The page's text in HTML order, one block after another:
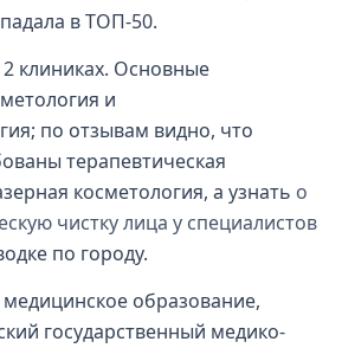
в ТОП-50.
клиниках. Основные
и
по отзывам видно, что
терапевтическая
косметология, а узнать о
чистку лица у специалистов
по городу.
образование,
государственный медико-